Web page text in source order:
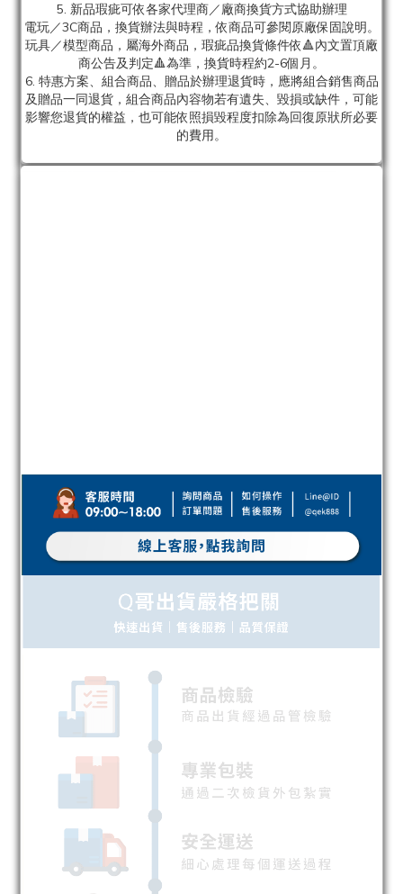
5. 新品瑕疵可依各家代理商／廠商換貨方式協助辦理
電玩／3C商品，換貨辦法與時程，依商品可參閱原廠保固說明。
玩具／模型商品，屬海外商品，瑕疵品換貨條件依🔺內文置頂廠
商公告及判定🔺為準，換貨時程約2-6個月。
6. 特惠方案、組合商品、贈品於辦理退貨時，應將組合銷售商品
及贈品一同退貨，組合商品內容物若有遺失、毀損或缺件，可能
影響您退貨的權益，也可能依照損毀程度扣除為回復原狀所必要
的費用。